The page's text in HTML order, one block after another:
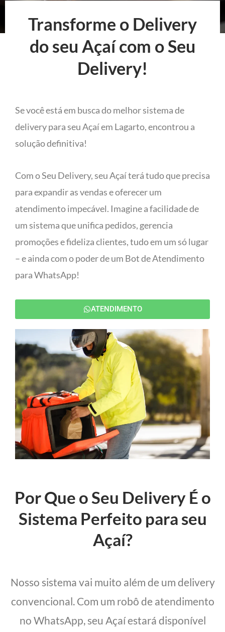
Transforme o Delivery
do seu Açaí com o Seu
Delivery!
Se você está em busca do melhor sistema de
delivery para seu Açaí em Lagarto, encontrou a
solução definitiva!
Com o Seu Delivery, seu Açaí terá tudo que precisa
para expandir as vendas e oferecer um
atendimento impecável. Imagine a facilidade de
um sistema que unifica pedidos, gerencia
promoções e fideliza clientes, tudo em um só lugar
– e ainda com o poder de um Bot de Atendimento
para WhatsApp!
ATENDIMENTO
Por Que o Seu Delivery É o
Sistema Perfeito para seu
Açaí?
Nosso sistema vai muito além de um delivery
convencional. Com um robô de atendimento
no WhatsApp, seu Açaí estará disponível